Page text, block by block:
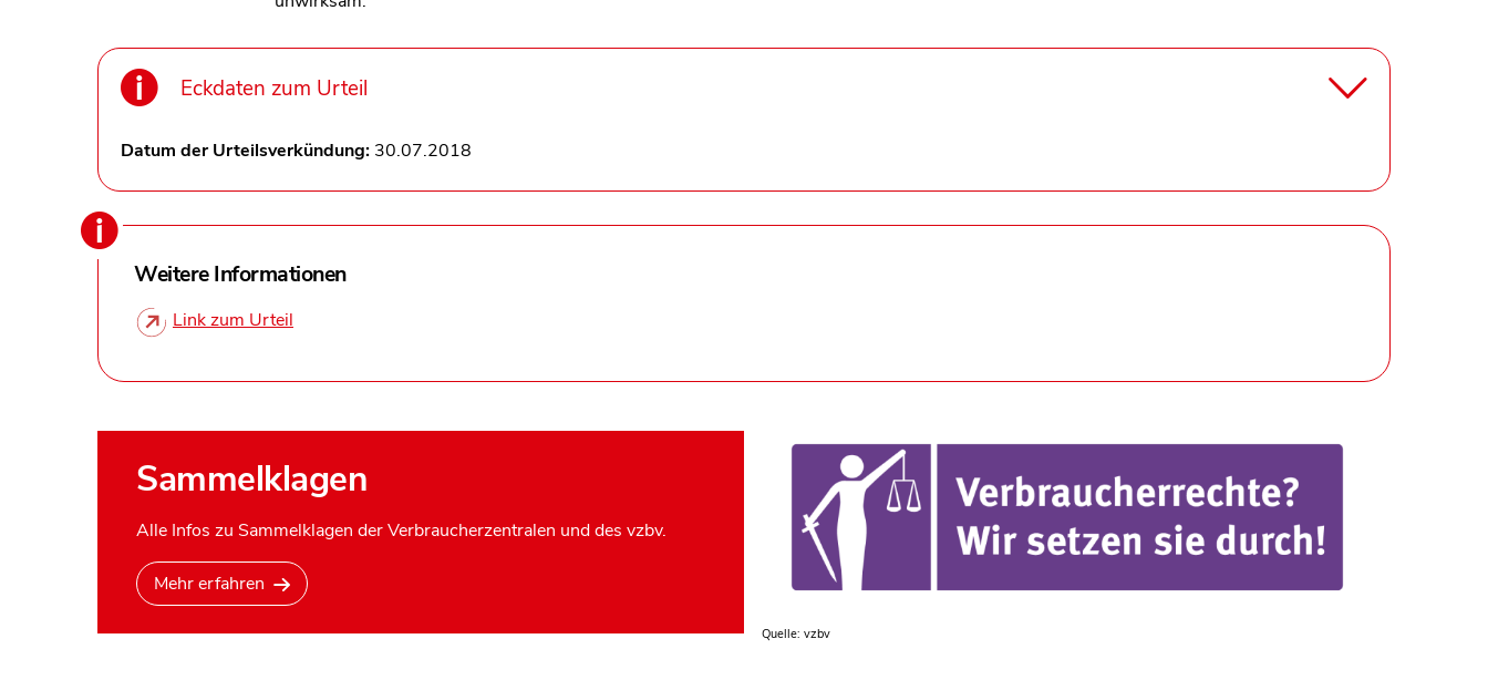
Eckdaten zum Urteil
Datum der Urteilsverkündung: 30.07.2018
Weitere Informationen
Link zum Urteil
Sammelklagen
Alle Infos zu Sammelklagen der Verbraucherzentralen und des vzbv.
Mehr erfahren
Quelle: vzbv